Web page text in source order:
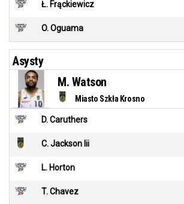
Ł. Frąckiewicz
O. Oguama
Asysty
Miasto Szkła Krosno
M. Watson
D. Caruthers
C. Jackson Iii
L. Horton
T. Chavez